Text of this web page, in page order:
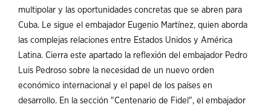
multipolar y las oportunidades concretas que se abren para
Cuba. Le sigue el embajador Eugenio Martínez, quien aborda
las complejas relaciones entre Estados Unidos y América
Latina. Cierra este apartado la reflexión del embajador Pedro
Luis Pedroso sobre la necesidad de un nuevo orden
económico internacional y el papel de los países en
desarrollo. En la sección "Centenario de Fidel", el embajador